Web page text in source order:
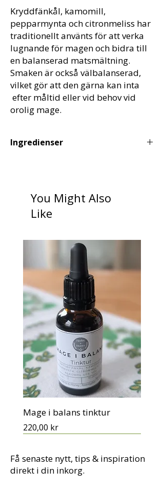
Kryddfänkål, kamomill,
pepparmynta och citronmeliss har
traditionellt använts för att verka
lugnande för magen och bidra till
en balanserad matsmältning.
Smaken är också välbalanserad,
vilket gör att den gärna kan inta
efter måltid eller vid behov vid
orolig mage.
Ingredienser
40 % vodka
Innehåll:30 ml
Tinkturen levereras i en vacker brun
återanvändas.
You Might Also
Like
Mage i balans tinktur
Pris
220,00 kr
Få senaste nytt, tips & inspiration
direkt i din inkorg.